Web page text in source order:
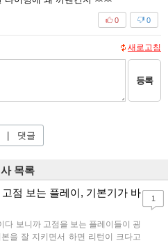
0
0
새로고침
등록
댓글
목록
점 보는 플레이, 기본기가 바
다 보니까 고점을 보는 플레이들이 굉
을 잘 지키면서 하면 리턴이 크다고
1